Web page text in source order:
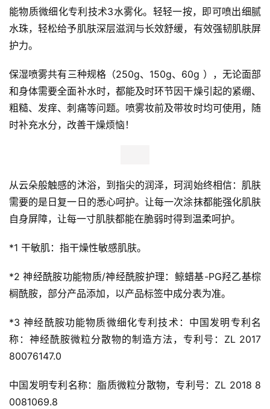
新
科
投
融
资
智
能
车
出
行
行
业
讯
能物质微细化专利技术3水雾化。轻轻一按，即可喷出细腻
水珠，轻松给予肌肤深层滋润与长效舒缓，有效强韧肌肤屏
护力。
保湿喷雾共有三种规格（250g、150g、60g ），无论面部
和身体需要全面补水时，都能及时环节因干燥引起的紧绷、
粗糙、发痒、刺痛等问题。喷雾妆前及带妆时均可使用，随
时补充水分，改善干燥烦恼！
从云朵般触感的沐浴，到指尖的润泽，珂润始终相信：肌肤
需要的是日复一日的悉心呵护。让每一次涂抹都能强化肌肤
自身屏障，让每一寸肌肤都能在脆弱时得到温柔呵护。
*1 干敏肌：指干燥性敏感肌肤。
*2 神经酰胺功能物质/神经酰胺护理：鲸蜡基-PG羟乙基棕
榈酰胺，部分产品添加，以产品标签中成分表为准。
*3 神经酰胺功能物质微细化专利技术：中国发明专利名
称：神经酰胺微粒分散物的制造方法，专利号：ZL 2017
80076147.0
中国发明专利名称：脂质微粒分散物，专利号：ZL 2018 8
0081069.8